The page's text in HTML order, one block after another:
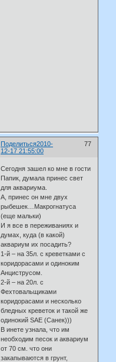
Поделиться 77
2010-
12-17 21:55:00
Сегодня зашел ко мне в гости
Папик, думала принес свет
для аквариума.
А, принес он мне двух
рыбешек…Макрогнатуса
(еще мальки)
И я все в переживаниях и
думах, куда (в какой)
аквариум их посадить?
1-й – на 35л. с креветками с
коридорасами и одиноким
Анциструсом.
2-й – на 20л. с
Фехтовальщиками
коридорасами и несколько
бледных креветок и такой же
одинокий SAE (Санек)))
В инете узнала, что им
необходим песок и аквариум
от 70 см. что они
закапываются в грунт,